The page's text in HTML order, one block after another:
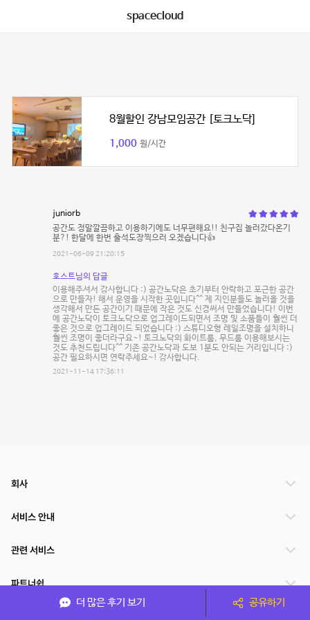
spacecloud
8월할인 강남모임공간 [토크노닥]
1,000 원/시간
juniorb
공간도 정말깔끔하고 이용하기에도 너무편해요!! 친구집 놀러갔다온기
분?! 한달에 한번 출석도장찍으러 오겠습니다👍
2021-06-09 21:20:15
호스트님의 답글
이용해주셔서 감사합니다 :) 공간노닥은 초기부터 안락하고 포근한 공간
으로 만들자! 해서 운영을 시작한 곳입니다^^ 제 지인분들도 놀러올 것을
생각해서 만든 공간이기 때문에 작은 것도 신경써서 만들었습니다! 이번
에 공간노닥이 토크노닥으로 업그레이드되면서 조명 및 소품들이 훨씬 더
좋은 것으로 업그레이드 되었습니다 :) 스튜디오형 레일조명을 설치하니
훨씬 조명이 좋더라구요~! 토크노닥의 화이트룸, 무드룸 이용해보시는
것도 추천드립니다^^ 기존 공간노닥과 도보 1분도 안되는 거리입니다 :)
공간 필요하시면 연락주세요~! 감사합니다.
2021-11-14 17:36:11
더 많은 후기 보기 공유하기
회사
서비스 안내
관련 서비스
파트너쉽